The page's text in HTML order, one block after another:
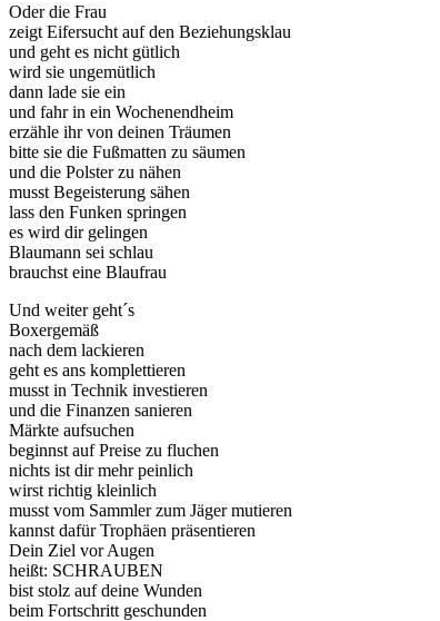
Oder die Frau
zeigt Eifersucht auf den Beziehungsklau
und geht es nicht gütlich
wird sie ungemütlich
dann lade sie ein
und fahr in ein Wochenendheim
erzähle ihr von deinen Träumen
bitte sie die Fußmatten zu säumen
und die Polster zu nähen
musst Begeisterung sähen
lass den Funken springen
es wird dir gelingen
Blaumann sei schlau
brauchst eine Blaufrau
Und weiter geht´s
Boxergemäß
nach dem lackieren
geht es ans komplettieren
musst in Technik investieren
und die Finanzen sanieren
Märkte aufsuchen
beginnst auf Preise zu fluchen
nichts ist dir mehr peinlich
wirst richtig kleinlich
musst vom Sammler zum Jäger mutieren
kannst dafür Trophäen präsentieren
Dein Ziel vor Augen
heißt: SCHRAUBEN
bist stolz auf deine Wunden
beim Fortschritt geschunden